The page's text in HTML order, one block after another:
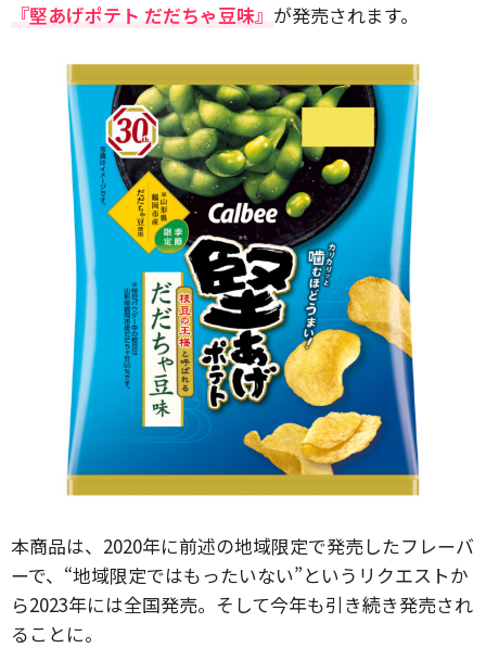
『堅あげポテト だだちゃ豆味』 が発売されます。
本商品は、2020年に前述の地域限定で発売したフレーバ
ーで、“地域限定ではもったいない”というリクエストか
ら2023年には全国発売。そして今年も引き続き発売され
ることに。